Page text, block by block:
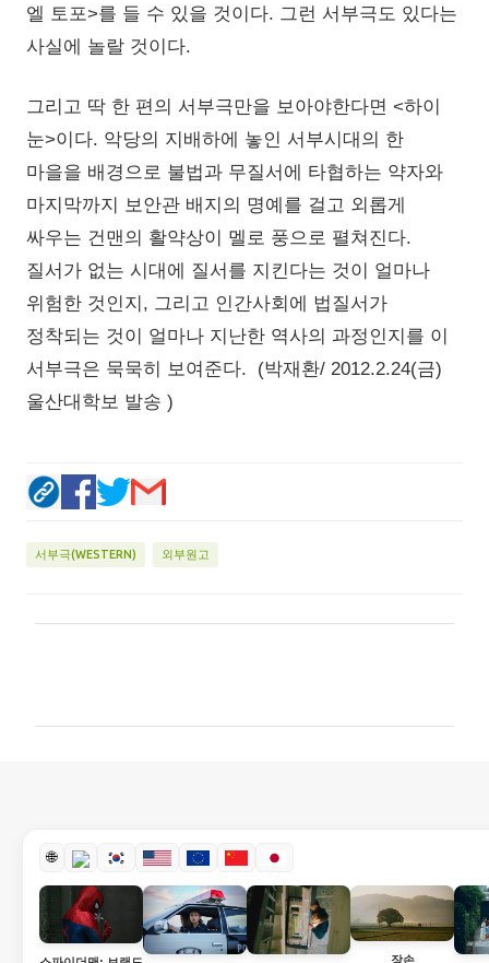
엘 토포>를 들 수 있을 것이다. 그런 서부극도 있다는
사실에 놀랄 것이다.
그리고 딱 한 편의 서부극만을 보아야한다면 <하이
눈>이다. 악당의 지배하에 놓인 서부시대의 한
마을을 배경으로 불법과 무질서에 타협하는 약자와
마지막까지 보안관 배지의 명예를 걸고 외롭게
싸우는 건맨의 활약상이 멜로 풍으로 펼쳐진다.
질서가 없는 시대에 질서를 지킨다는 것이 얼마나
위험한 것인지, 그리고 인간사회에 법질서가
정착되는 것이 얼마나 지난한 역사의 과정인지를 이
서부극은 묵묵히 보여준다. (박재환/ 2012.2.24(금)
울산대학보 발송 )
서부극(WESTERN) 외부원고
🌐
장손